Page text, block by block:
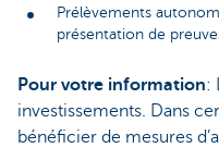
Prélèvements
présentation de
Pour votre information:
investissements. Dans
bénéficier de mesures